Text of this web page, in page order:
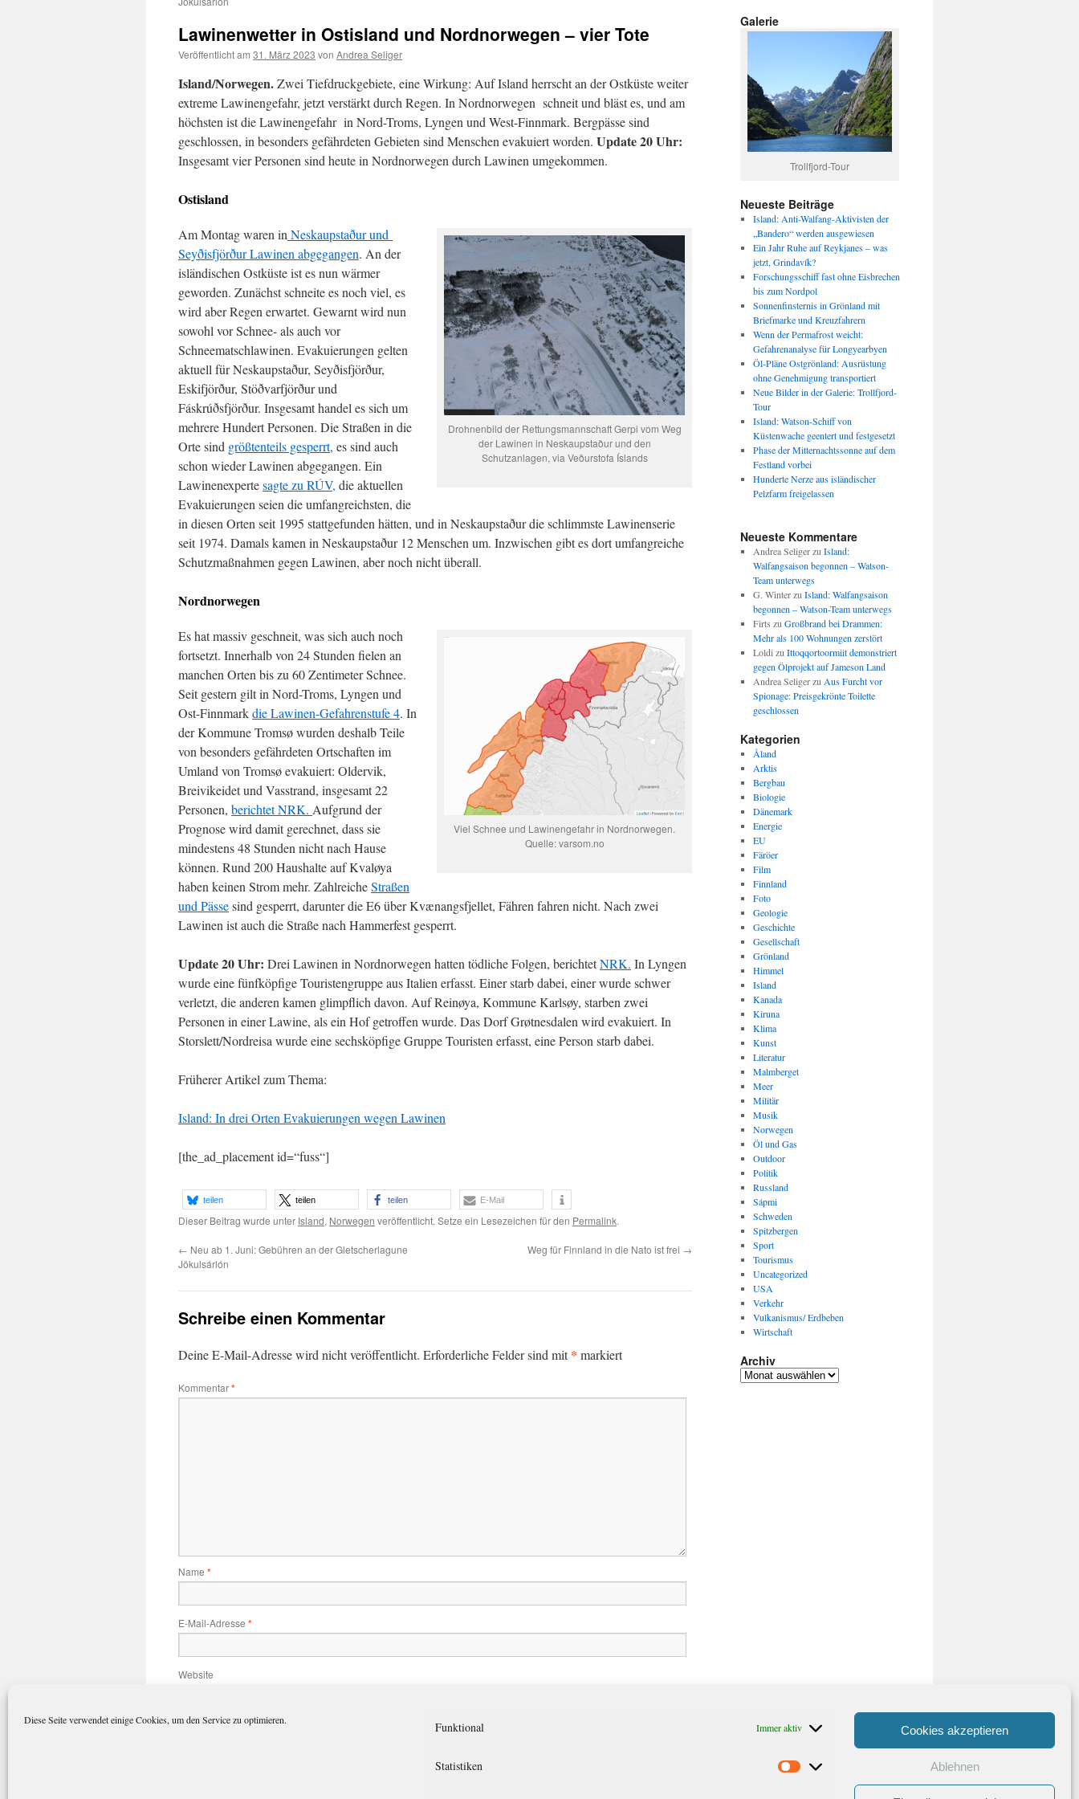
Diese Seite verwendet einige Cookies, um den Service zu optimieren. Funktional Immer aktiv
Statistiken Statistiken
Cookies akzeptieren
Ablehnen
Lawinenwetter in Ostisland und Nordnorwegen – vier Tote
Veröffentlicht am 31. März 2023 von Andrea Seliger
Island/Norwegen.Zwei Tiefdruckgebiete, eine Wirkung: Auf Island herrscht an der Ostküste weiter
extreme Lawinengefahr, jetzt verstärkt durch Regen. In Nordnorwegen schneit und bläst es, und am
höchsten ist die Lawinengefahr in Nord-Troms, Lyngen und West-Finnmark. Bergpässe sind
geschlossen, in besonders gefährdeten Gebieten sind Menschen evakuiert worden. Update 20 Uhr:
Insgesamt vier Personen sind heute in Nordnorwegen durch Lawinen umgekommen.
Ostisland
Drohnenbild der Rettungsmannschaft Gerpi vom Weg
der Lawinen in Neskaupstaður und den
Schutzanlagen, via Veðurstofa Íslands
Am Montag waren in Neskaupstaður und
Seyðisfjörður Lawinen abgegangen. An der
isländischen Ostküste ist es nun wärmer
geworden. Zunächst schneite es noch viel, es
wird aber Regen erwartet. Gewarnt wird nun
sowohl vor Schnee- als auch vor
Schneematschlawinen. Evakuierungen gelten
aktuell für Neskaupstaður, Seyðisfjörður,
Eskifjörður, Stöðvarfjörður und
Fáskrúðsfjörður. Insgesamt handel es sich um
mehrere Hundert Personen. Die Straßen in die
Orte sind größtenteils gesperrt, es sind auch
schon wieder Lawinen abgegangen. Ein
Lawinenexpertesagte zu RÚV, die aktuellen
Evakuierungen seien die umfangreichsten, die
in diesen Orten seit 1995 stattgefunden hätten, und in Neskaupstaður die schlimmste Lawinenserie
seit 1974. Damals kamen in Neskaupstaður 12 Menschen um. Inzwischen gibt es dort umfangreiche
Schutzmaßnahmen gegen Lawinen, aber noch nicht überall.
Nordnorwegen
Viel Schnee und Lawinengefahr in Nordnorwegen.
Quelle: varsom.no
Es hat massiv geschneit, was sich auch noch
fortsetzt. Innerhalb von 24 Stunden fielen an
manchen Orten bis zu 60 Zentimeter Schnee.
Seit gestern gilt in Nord-Troms, Lyngen und
Ost-Finnmarkdie Lawinen-Gefahrenstufe 4. In
der Kommune Tromsø wurden deshalb Teile
von besonders gefährdeten Ortschaften im
Umland von Tromsø evakuiert: Oldervik,
Breivikeidet und Vasstrand, insgesamt 22
Personen, berichtet NRK. Aufgrund der
Prognose wird damit gerechnet, dass sie
mindestens 48 Stunden nicht nach Hause
können. Rund 200 Haushalte auf Kvaløya
haben keinen Strom mehr. ZahlreicheStraßen
und Pässesind gesperrt, darunter die E6 über Kvænangsfjellet, Fähren fahren nicht. Nach zwei
Lawinen ist auch die Straße nach Hammerfest gesperrt.
Update 20 Uhr: Drei Lawinen in Nordnorwegen hatten tödliche Folgen, berichtetNRK. In Lyngen
wurde eine fünfköpfige Touristengruppe aus Italien erfasst. Einer starb dabei, einer wurde schwer
verletzt, die anderen kamen glimpflich davon. Auf Reinøya, Kommune Karlsøy, starben zwei
Personen in einer Lawine, als ein Hof getroffen wurde. Das Dorf Grøtnesdalen wird evakuiert. In
Storslett/Nordreisa wurde eine sechsköpfige Gruppe Touristen erfasst, eine Person starb dabei.
Früherer Artikel zum Thema:
Island: In drei Orten Evakuierungen wegen Lawinen
[the_ad_placement id=“fuss“]
teilen teilen teilen E-Mail
Dieser Beitrag wurde unter Island, Norwegen veröffentlicht. Setze ein Lesezeichen für den Permalink.
← Neu ab 1. Juni: Gebühren an der Gletscherlagune
Jökulsárlón
Weg für Finnland in die Nato ist frei →
Schreibe einen Kommentar
Deine E-Mail-Adresse wird nicht veröffentlicht. Erforderliche Felder sind mit* markiert
Kommentar*
Name *
E-Mail-Adresse *
Website
Name, E-Mail-Adresse und Website in diesem Browser für meinen nächsten Kommentar speichern.
Galerie
Trollfjord-Tour
Neueste Beiträge
Island: Anti-Walfang-Aktivisten der
„Bandero“ werden ausgewiesen
Ein Jahr Ruhe auf Reykjanes – was
jetzt, Grindavík?
Forschungsschiff fast ohne Eisbrechen
bis zum Nordpol
Sonnenfinsternis in Grönland mit
Briefmarke und Kreuzfahrern
Wenn der Permafrost weicht:
Gefahrenanalyse für Longyearbyen
Öl-Pläne Ostgrönland: Ausrüstung
ohne Genehmigung transportiert
Neue Bilder in der Galerie: Trollfjord-
Tour
Island: Watson-Schiff von
Küstenwache geentert und festgesetzt
Phase der Mitternachtssonne auf dem
Festland vorbei
Hunderte Nerze aus isländischer
Pelzfarm freigelassen
Neueste Kommentare
Andrea Seligerzu Island:
Walfangsaison begonnen – Watson-
Team unterwegs
G. Winterzu Island: Walfangsaison
begonnen – Watson-Team unterwegs
Firts zu Großbrand bei Drammen:
Mehr als 100 Wohnungen zerstört
Loldi zu Ittoqqortoormiit demonstriert
gegen Ölprojekt auf Jameson Land
Andrea Seligerzu Aus Furcht vor
Spionage: Preisgekrönte Toilette
geschlossen
Kategorien
Åland
Arktis
Bergbau
Biologie
Dänemark
Energie
EU
Färöer
Film
Finnland
Foto
Geologie
Geschichte
Gesellschaft
Grönland
Himmel
Island
Kanada
Kiruna
Klima
Kunst
Literatur
Malmberget
Meer
Militär
Musik
Norwegen
Öl und Gas
Outdoor
Politik
Russland
Sápmi
Schweden
Spitzbergen
Sport
Tourismus
Uncategorized
USA
Verkehr
Vulkanismus/ Erdbeben
Wirtschaft
Archiv
Archiv